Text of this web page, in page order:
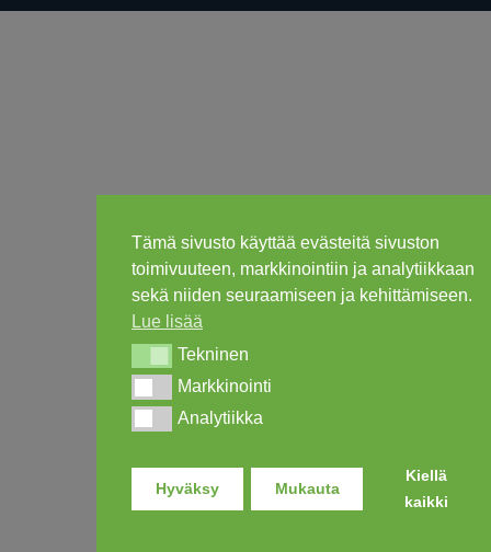
Tämä sivusto käyttää evästeitä sivuston
toimivuuteen, markkinointiin ja analytiikkaan
sekä niiden seuraamiseen ja kehittämiseen.
Lue lisää
TekninenTekninen
MarkkinointiMarkkinointi
AnalytiikkaAnalytiikka
Hyväksy Mukauta
Kiellä
kaikki